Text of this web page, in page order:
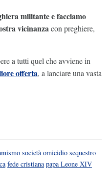
militante e facciamo
vicinanzacon preghiere,
a tutti quel che avviene in
offerta, a lanciare una vasta
società omicidio sequestro
fede cristiana papa Leone XIV